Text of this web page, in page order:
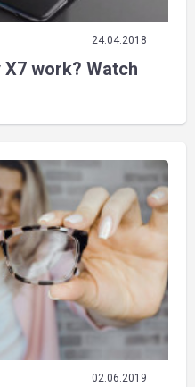
24.04.2018
work? Watch
02.06.2019